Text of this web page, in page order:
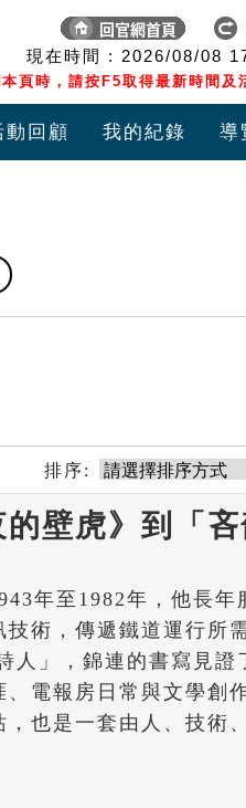
現在時間 : 2026/08/08
頁時，請按F5取得最新時間及
動回顧 我的紀錄 導
排序:
的壁虎》到「吝
年至1982年，他長年
術，傳遞鐵道運行所
人」，錦連的書寫見證
電報房日常與文學創
也是一套由人、技術